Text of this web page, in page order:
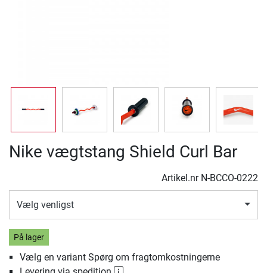
Nike vægtstang Shield Curl Bar
Artikel.nr N-BCCO-0222
Vælg venligst
På lager
Vælg en variant Spørg om fragtomkostningerne